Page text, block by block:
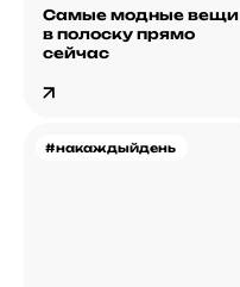
Самые модные вещи
в полоску прямо
сейчас
#накаждыйдень